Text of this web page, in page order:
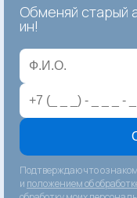
Обменяй старый
ин!
Подтверждаю что
и положением об